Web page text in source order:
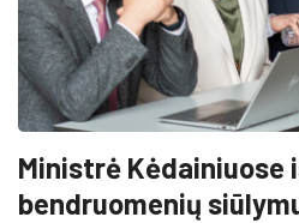
Ministrė Kėdainiuose
bendruomenių